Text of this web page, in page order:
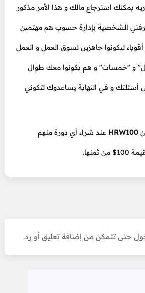
يمكنك استرجاع مالك و هذا الأمر مذكور
الشخصية بإدارة حسوب هم مهتمين
ليكونوا جاهزين لسوق العمل و العمل
و "خمسات" و هم يكونوا معك طوال
أسئلتك و في النهاية يساعدوك لتكوني
HRW100 عند شراء أي دورة منهم
حتى تتمكن من إضافة تعليق أو رد.